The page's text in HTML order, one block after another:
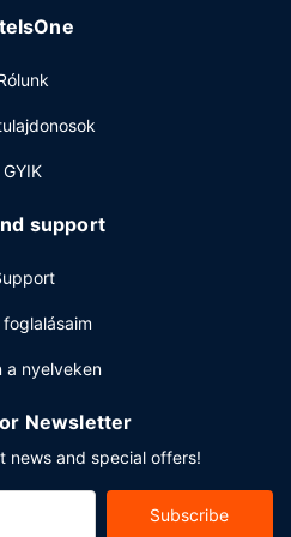
menüjéről vagy snackelj
napszakokban
Kifújnád magad? Tarts
frissítő italaival.
ruhatisztítási szolgáltatások,
és poggyászok tárolása
események
érkező vendégek számára
GYIK
support
a nyelveken
Newsletter
news and special offers!
Subscribe